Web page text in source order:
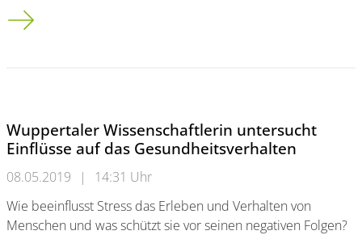
Studierendenbefragung zur Qualität von Studium und Lehre:
Wuppertaler Wissenschaftlerin untersucht
Einflüsse auf das Gesundheitsverhalten
08.05.2019 |
14:31 Uhr
Wie beeinflusst Stress das Erleben und Verhalten von
Menschen und was schützt sie vor seinen negativen Folgen?